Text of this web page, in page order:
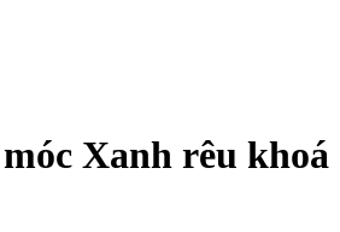
Xanh rêu khoá